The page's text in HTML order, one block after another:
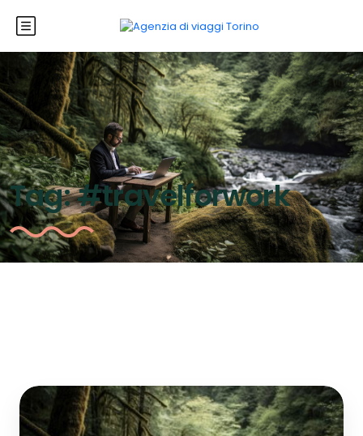
Tag:#travelforwork